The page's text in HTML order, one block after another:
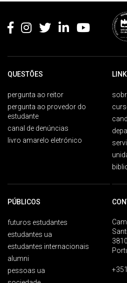
QUESTÕES
pergunta ao reitor
pergunta ao provedor do
estudante
canal de denúncias
livro amarelo eletrónico
PÚBLICOS
futuros estudantes
estudantes ua
estudantes internacionais
alumni
pessoas ua